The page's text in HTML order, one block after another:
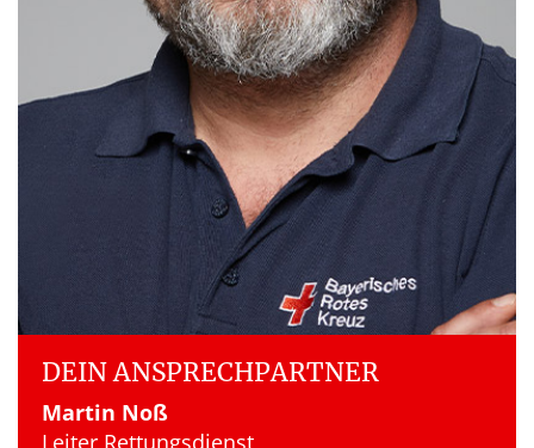
DEIN ANSPRECH­PARTNER
Martin Noß